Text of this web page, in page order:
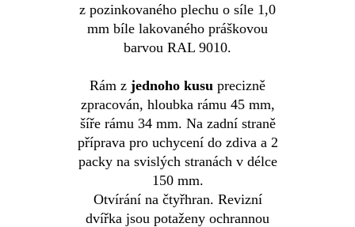
z pozinkovaného plechu o síle 1,0
mm bíle lakovaného práškovou
barvou RAL 9010.
Rám z jednoho kusu precizně
zpracován, hloubka rámu 45 mm,
šíře rámu 34 mm. Na zadní straně
příprava pro uchycení do zdiva a 2
packy na svislých stranách v délce
150 mm.
Otvírání na čtyřhran. Revizní
dvířka jsou potaženy ochrannou